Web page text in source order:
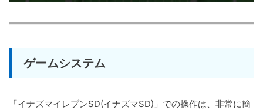
ゲームシステム
「イナズマイレブンSD(イナズマSD)」での操作は、非常に簡